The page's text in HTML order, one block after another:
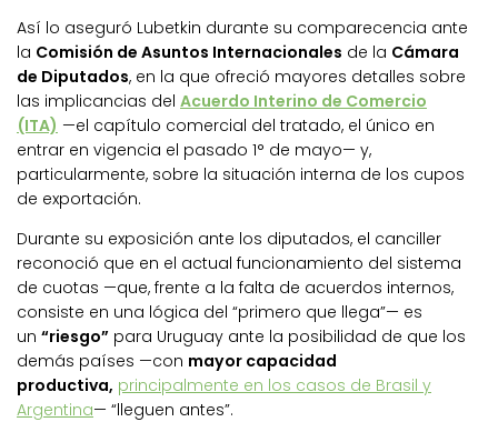
Así lo aseguró Lubetkin durante su comparecencia ante
la Comisión de Asuntos Internacionales de la Cámara
de Diputados, en la que ofreció mayores detalles sobre
las implicancias del Acuerdo Interino de Comercio
(ITA) —el capítulo comercial del tratado, el único en
entrar en vigencia el pasado 1° de mayo— y,
particularmente, sobre la situación interna de los cupos
de exportación.
Durante su exposición ante los diputados, el canciller
reconoció que en el actual funcionamiento del sistema
de cuotas —que, frente a la falta de acuerdos internos,
consiste en una lógica del “primero que llega”— es
un “riesgo” para Uruguay ante la posibilidad de que los
demás países —con mayor capacidad
productiva, principalmente en los casos de Brasil y
Argentina— “lleguen antes”.